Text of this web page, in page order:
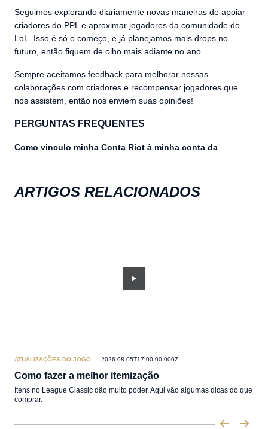
Seguimos explorando diariamente novas maneiras de apoiar
criadores do PPL e aproximar jogadores da comunidade do
LoL. Isso é só o começo, e já planejamos mais drops no
futuro, então fiquem de olho mais adiante no ano.
Sempre aceitamos feedback para melhorar nossas
colaborações com criadores e recompensar jogadores que
nos assistem, então nos enviem suas opiniões!
PERGUNTAS FREQUENTES
Como vinculo minha Conta Riot à minha conta da
ARTIGOS RELACIONADOS
ATUALIZAÇÕES DO JOGO 2026-08-05T17:00:00.000Z
Como fazer a melhor itemização
Itens no League Classic dão muito poder. Aqui vão algumas dicas do que
comprar.